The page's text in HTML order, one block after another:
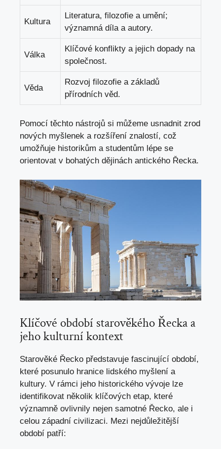
Kultura
Literatura, filozofie a umění;
významná díla a autory.
Válka
Klíčové konflikty a‍ jejich dopady na
společnost.
Věda
Rozvoj​ filozofie a základů
přírodních‍ věd.
Pomocí těchto nástrojů si můžeme usnadnit zrod
nových myšlenek a⁢ rozšíření znalostí, což
umožňuje historikům a studentům lépe se
orientovat v ⁤bohatých dějinách antického⁢ Řecka.
Klíčové ​období starověkého Řecka a
jeho kulturní kontext
Starověké Řecko představuje fascinující období,
které posunulo hranice lidského myšlení a
kultury.⁢ V rámci jeho historického vývoje lze
identifikovat ‍několik klíčových etap, které
významně ovlivnily nejen samotné⁤ Řecko, ale ⁤i
celou západní civilizaci. Mezi nejdůležitější
období ‍patří: